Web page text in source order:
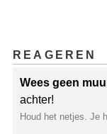
REAGEREN
Wees geen
achter!
Houd het netjes. Je